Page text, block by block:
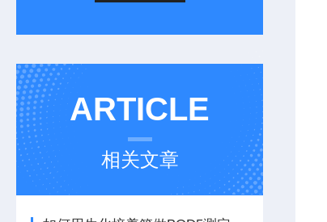
ARTICLE
相关文章